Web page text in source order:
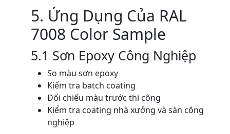
5. Ứng Dụng Của RAL
7008 Color Sample
5.1 Sơn Epoxy Công Nghiệp
So màu sơn epoxy
Kiểm tra batch coating
Đối chiếu màu trước thi công
Kiểm tra coating nhà xưởng và sàn công
nghiệp